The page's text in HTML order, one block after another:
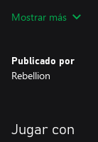
con vida!
Mostrar más
Publicado por
Rebellion
Jugar con